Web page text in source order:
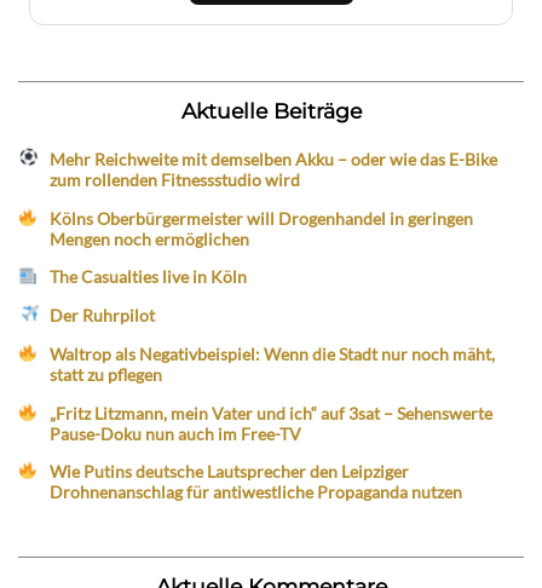
Aktuelle Beiträge
Mehr Reichweite mit demselben Akku – oder wie das E-Bike
zum rollenden Fitnessstudio wird
Kölns Oberbürgermeister will Drogenhandel in geringen
Mengen noch ermöglichen
The Casualties live in Köln
Der Ruhrpilot
Waltrop als Negativbeispiel: Wenn die Stadt nur noch mäht,
statt zu pflegen
„Fritz Litzmann, mein Vater und ich“ auf 3sat – Sehenswerte
Pause-Doku nun auch im Free-TV
Wie Putins deutsche Lautsprecher den Leipziger
Drohnenanschlag für antiwestliche Propaganda nutzen